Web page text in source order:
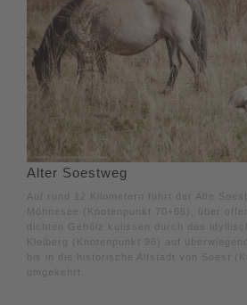
Alter Soestweg
Auf rund 12 Kilometern führt der Alte
Möhnesee (Knotenpunkt 70+66), über
dichten Gehölz kulissen durch das
Kleiberg (Knotenpunkt 96) auf
bis in die historische Altstadt von Soest
umgekehrt.